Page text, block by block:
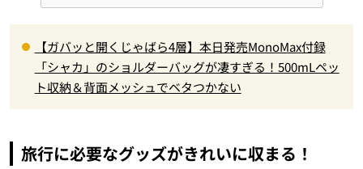
【ガバッと開くじゃばら4層】本日発売MonoMax付録
「シャカ」のショルダーバッグが凄すぎる！500mLペッ
ト収納＆背面メッシュでベタつかない
旅行に必要なグッズがきれいに収まる！